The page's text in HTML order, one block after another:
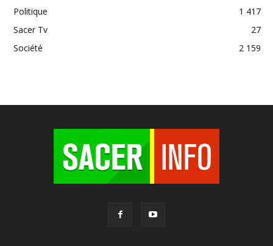
Politique
1 417
Sacer Tv
27
Société
2 159